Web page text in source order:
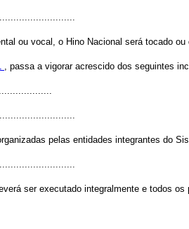
ou vocal, o Hino Nacional será tocado ou
, passa a vigorar acrescido dos seguintes
pelas entidades integrantes do
ser executado integralmente e todos